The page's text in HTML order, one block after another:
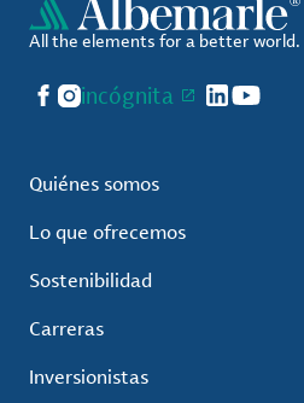
All the elements for a better world.
Facebook
Instagram
incógnita LinkedIn
YouTube
Quiénes somos
Lo que ofrecemos
Sostenibilidad
Carreras
Inversionistas